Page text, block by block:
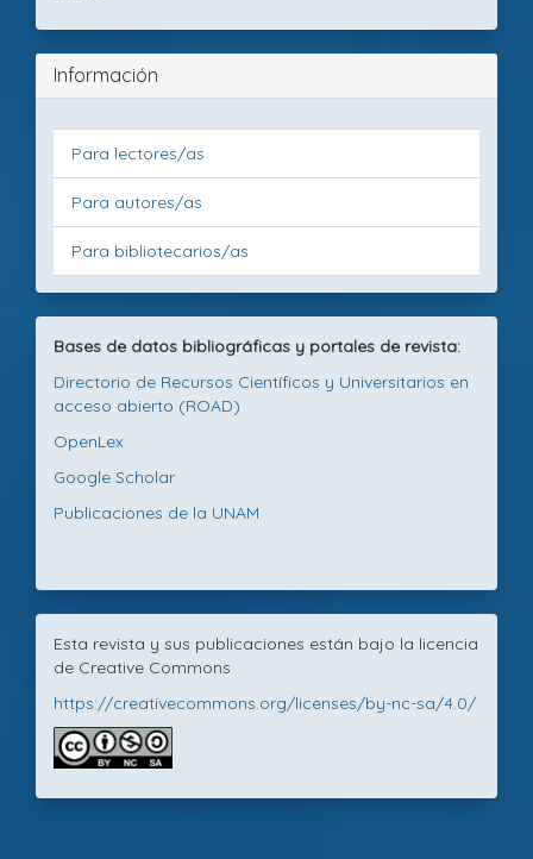
Información
Para lectores/as
Para autores/as
Para bibliotecarios/as
Bases de datos bibliográficas y portales de revista:
Directorio de Recursos Científicos y Universitarios en
acceso abierto (ROAD)
OpenLex
Google Scholar
Publicaciones de la UNAM
Esta revista y sus publicaciones están bajo la licencia
de Creative Commons
https://creativecommons.org/licenses/by-nc-sa/4.0/